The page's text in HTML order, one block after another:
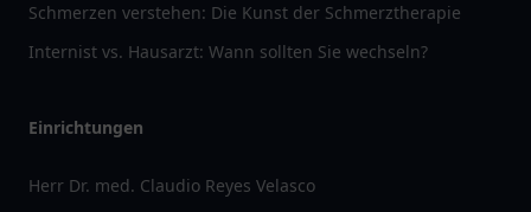
Schmerzen verstehen: Die Kunst der Schmerztherapie
Internist vs. Hausarzt: Wann sollten Sie wechseln?
Einrichtungen
Herr Dr. med. Claudio Reyes Velasco